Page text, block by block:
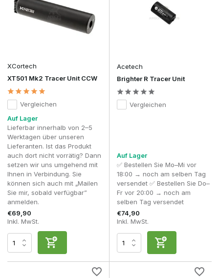
XCortech
XT501 Mk2 Tracer Unit CCW
Vergleichen
Auf Lager
Lieferbar innerhalb von 2–5
Werktagen über unseren
Lieferanten. Ist das Produkt
auch dort nicht vorrätig? Dann
setzen wir uns umgehend mit
Ihnen in Verbindung. Sie
können sich auch mit „Mailen
Sie mir, sobald verfügbar”
anmelden.
€69,90
Inkl. MwSt.
Acetech
Brighter R Tracer Unit
Vergleichen
Auf Lager
✅ Bestellen Sie Mo–Mi vor
18:00 → noch am selben Tag
versendet ✅ Bestellen Sie Do–
Fr vor 20:00 → noch am
selben Tag versendet
€74,90
Inkl. MwSt.